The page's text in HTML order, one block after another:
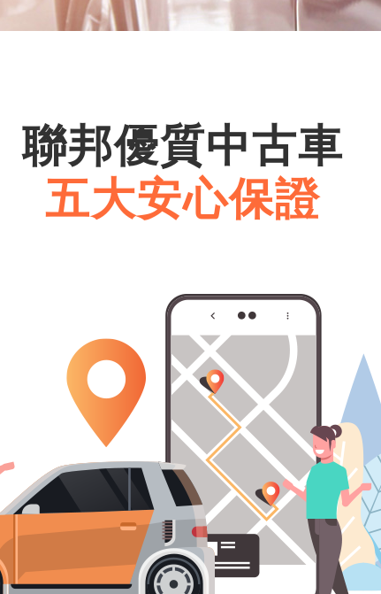
聯邦優質中古車
五大安心保證